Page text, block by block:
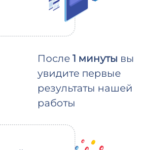
После 1 минуты вы
увидите первые
результаты нашей
работы